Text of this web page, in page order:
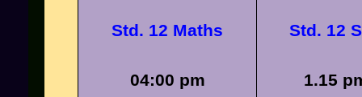
Std. 12 Maths
04:00 pm
Std. 12
1.15